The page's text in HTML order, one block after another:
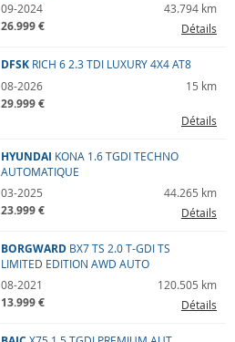
09-2024
43.794 km
26.999 € Détails
DFSK RICH 6 2.3 TDI LUXURY 4X4 AT8
08-2026
15 km
29.999 €
Détails
HYUNDAI KONA 1.6 TGDI TECHNO
AUTOMATIQUE
03-2025
44.265 km
23.999 € Détails
BORGWARD BX7 TS 2.0 T-GDI TS
LIMITED EDITION AWD AUTO
08-2021
120.505 km
13.999 € Détails